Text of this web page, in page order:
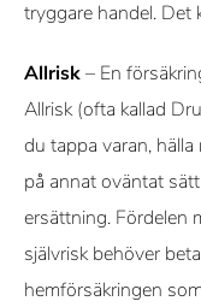
tryggare handel. Det
Allrisk– En
Allrisk (ofta kallad
du tappa varan,
på annat oväntat
ersättning. Fördelen
självrisk behöver
hemförsäkringen